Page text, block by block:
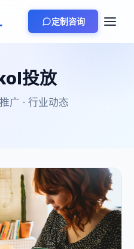
定制咨询
投放
广 · 行业动态